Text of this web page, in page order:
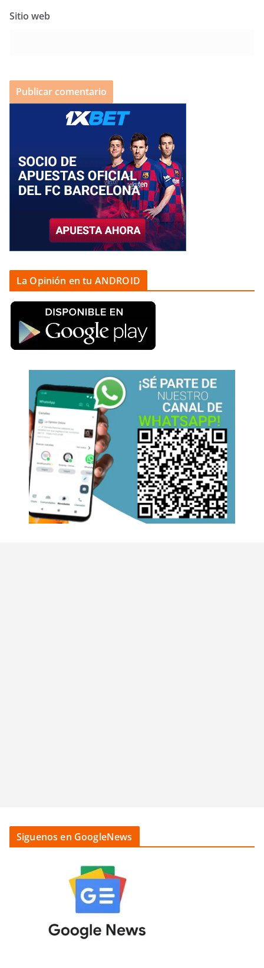
Sitio web
La Opinión en tu ANDROID
Siguenos en GoogleNews